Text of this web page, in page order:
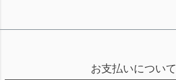
お支払いについて